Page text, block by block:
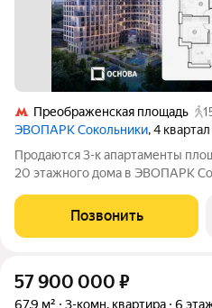
Преображенская площадь
ЭВОПАРК Сокольники, 4
Продаются 3-к апартаменты
20 этажного дома в ЭВОПАРК
Преображенское, в 300 метрах
"ЭВОПАРК Сокольники"
Позвонить
57 900 000 ₽
67,9 м² 3-комн. квартира 6